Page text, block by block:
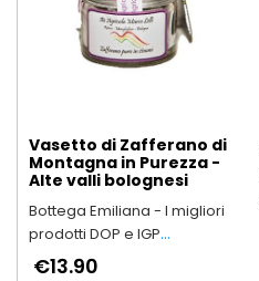
Vasetto di Zafferano di
Montagna in Purezza -
Alte valli bolognesi
Bottega Emiliana - I migliori
prodotti DOP e IGP
dell'Emilia-Romagna
€13.90